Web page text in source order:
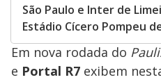
São Paulo e Inter de
Estádio Cícero Pompeu
Em nova rodada do
e Portal R7 exibem